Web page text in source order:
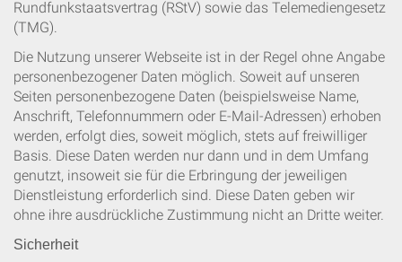
Rundfunkstaatsvertrag (RStV) sowie das Telemediengesetz
(TMG).
Die Nutzung unserer Webseite ist in der Regel ohne Angabe
personenbezogener Daten möglich. Soweit auf unseren
Seiten personenbezogene Daten (beispielsweise Name,
Anschrift, Telefonnummern oder E-Mail-Adressen) erhoben
werden, erfolgt dies, soweit möglich, stets auf freiwilliger
Basis. Diese Daten werden nur dann und in dem Umfang
genutzt, insoweit sie für die Erbringung der jeweiligen
Dienstleistung erforderlich sind. Diese Daten geben wir
ohne ihre ausdrückliche Zustimmung nicht an Dritte weiter.
Sicherheit